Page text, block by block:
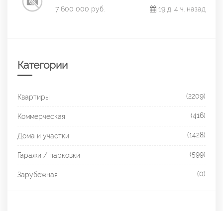
7 600 000 руб.
19 д. 4 ч. назад
Категории
Квартиры (2209)
Коммерческая (416)
Дома и участки (1428)
Гаражи / парковки (599)
Зарубежная (0)